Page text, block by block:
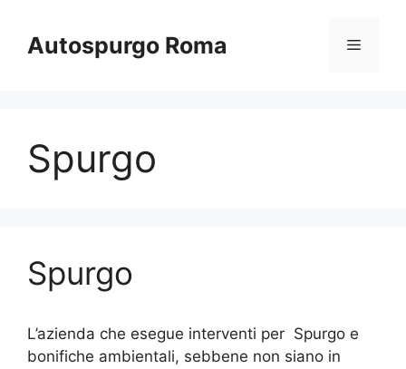
contenuto
Autospurgo Roma Menu
Spurgo
Spurgo
L’azienda che esegue interventi per Spurgo e
bonifiche ambientali, sebbene non siano in